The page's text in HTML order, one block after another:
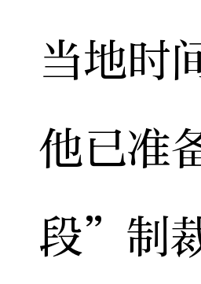
当地时
他已准
段”制裁